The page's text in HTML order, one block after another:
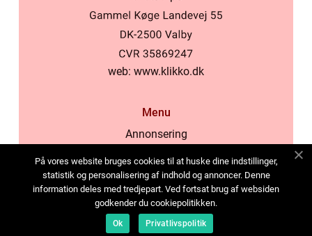
web: www.klikko.dk
Menu
Annonsering
Cookies
Kontakta oss
Sitemap
På vores website bruges cookies til at huske dine indstillinger,
statistik og personalisering af indhold og annoncer. Denne
information deles med tredjepart. Ved fortsat brug af websiden
godkender du cookiepolitikken.
Ok Privatlivspolitik